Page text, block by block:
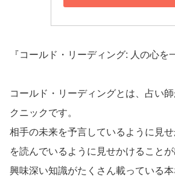
『コールド・リーディング: 人の心を
コールド・リーディングとは、占い
クニックです。
相手の未来を予言しているように見
を読んでいるように見せかけることが
興味深い知識がたくさん載っている